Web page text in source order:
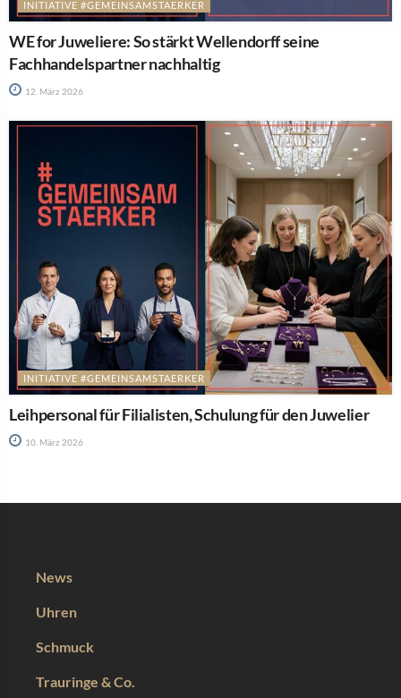
INITIATIVE #GEMEINSAMSTAERKER
WE for Juweliere: So stärkt Wellendorff seine
Fachhandelspartner nachhaltig
12. März 2026
INITIATIVE #GEMEINSAMSTAERKER
Leihpersonal für Filialisten, Schulung für den Juwelier
10. März 2026
News
Uhren
Schmuck
Trauringe & Co.